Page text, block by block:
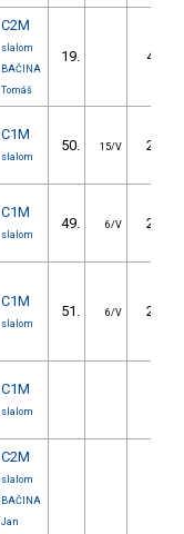
C2M
slalom
BAČINA
Tomáš
19. 49.20
C1M
slalom
50. 15/V 29.30
C1M
slalom
49. 6/V 29.10
C1M
slalom
51. 6/V 26.20
C1M
slalom
C2M
slalom
BAČINA
Jan